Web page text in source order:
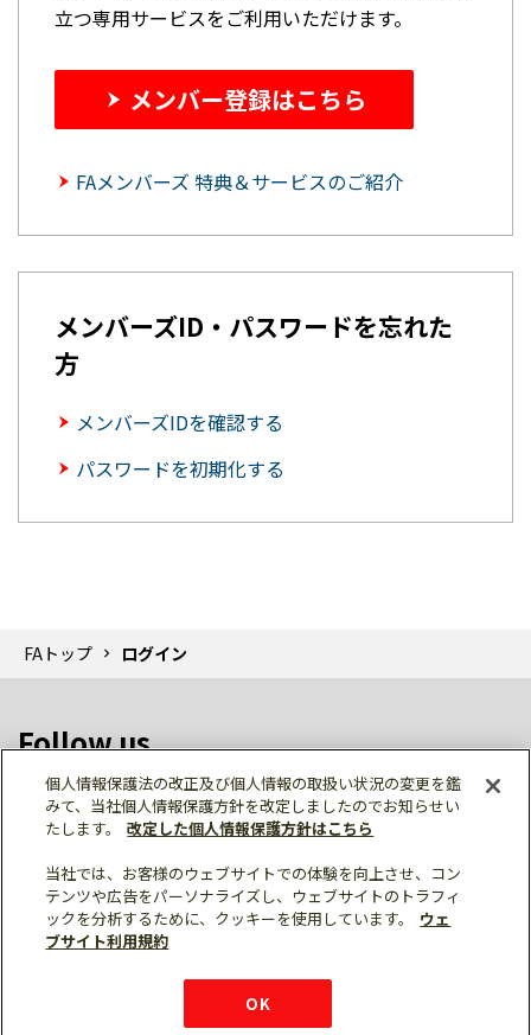
立つ専用サービスをご利用いただけます。
メンバー登録はこちら
FAメンバーズ 特典＆サービスのご紹介
メンバーズID・パスワードを忘れた
方
メンバーズIDを確認する
パスワードを初期化する
FAトップ ログイン
Follow us
個人情報保護 利用規約
ご利用にあたって
サイトマップ
三菱電機トップ
個人情報保護法の改正及び個人情報の取扱い状況の変更を鑑
みて、当社個人情報保護方針を改定しましたのでお知らせい
たします。
改定した個人情報保護方針はこちら
当社では、お客様のウェブサイトでの体験を向上させ、コン
テンツや広告をパーソナライズし、ウェブサイトのトラフィ
ックを分析するために、クッキーを使用しています。
ウェ
ブサイト利用規約
OK